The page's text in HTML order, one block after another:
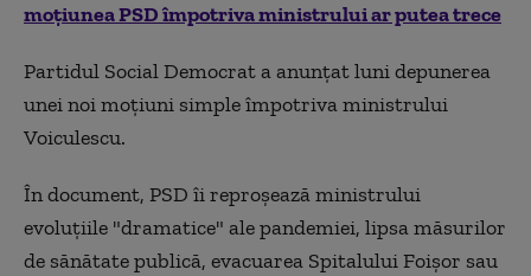
moțiunea PSD împotriva ministrului ar putea trece
Partidul Social Democrat a anunțat luni depunerea
unei noi moțiuni simple împotriva ministrului
Voiculescu.
În document, PSD îi reproșează ministrului
evoluțiile "dramatice" ale pandemiei, lipsa măsurilor
de sănătate publică, evacuarea Spitalului Foișor sau